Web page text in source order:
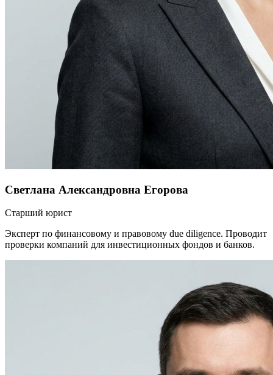
Светлана Александровна Егорова
Старший юрист
Эксперт по финансовому и правовому due diligence. Проводит
проверки компаний для инвестиционных фондов и банков.